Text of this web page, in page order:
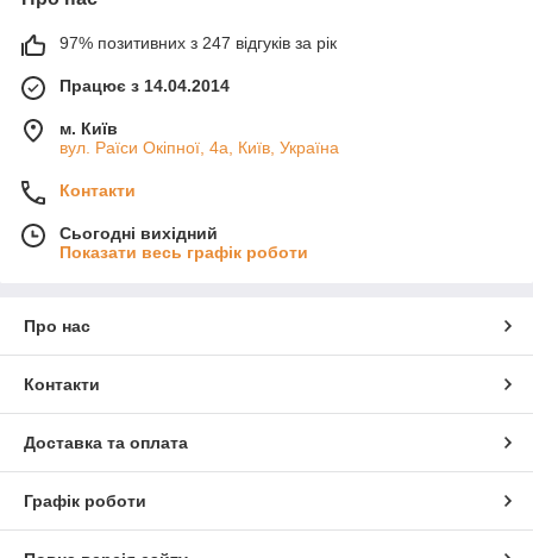
97% позитивних з 247 відгуків за рік
Працює з 14.04.2014
м. Київ
вул. Раїси Окіпної, 4а, Київ, Україна
Контакти
Сьогодні вихідний
Показати весь графік роботи
Про нас
Контакти
Доставка та оплата
Графік роботи